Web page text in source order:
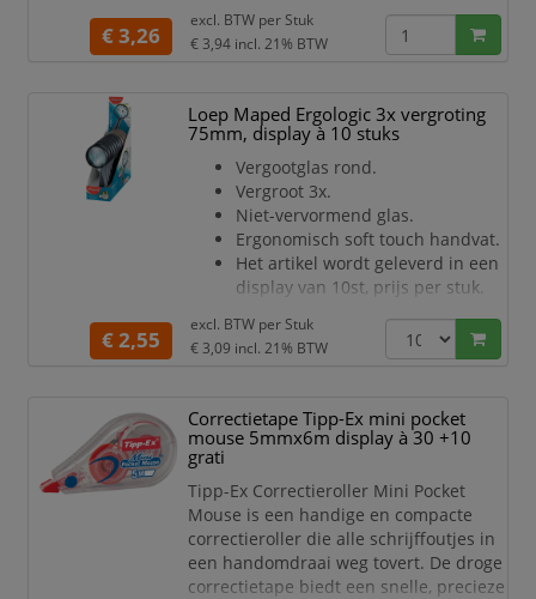
tekenen.
zorgt dat de passer op zijn plek blijft
tijdens het tekenen. Dit voorkomt
ongewenste beweging en garandeert
precisie, wat essentieel
€ 3,26
excl. BTW per Stuk
€ 3,94 incl. 21% BTW
Loep Maped Ergologic 3x vergroting
75mm, display à 10 stuks
Vergootglas rond.
Vergroot 3x.
Niet-vervormend glas.
Ergonomisch soft touch handvat.
Het artikel wordt geleverd in een
display van 10st, prijs per stuk.
€ 2,55
excl. BTW per Stuk
€ 3,09 incl. 21% BTW
Correctietape Tipp-Ex mini pocket
mouse 5mmx6m display à 30 +10
grati
Tipp-Ex Correctieroller Mini Pocket
Mouse is een handige en compacte
correctieroller die alle schrijffoutjes in
een handomdraai weg tovert. De droge
correctietape biedt een snelle, precieze